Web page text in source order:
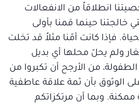
انطلاقاً من الانفعالات
خالجتنا حينما قمنا بأولى
فإذا كانت أمّنا مثلاً قد تخلت
ولم يحلّ محلها أي بديل
من الأرجح أن تكبروا من
الوثوق بأن ثمة علاقة عاطفية
ممكنة. وبما أن مرتكزاتكم